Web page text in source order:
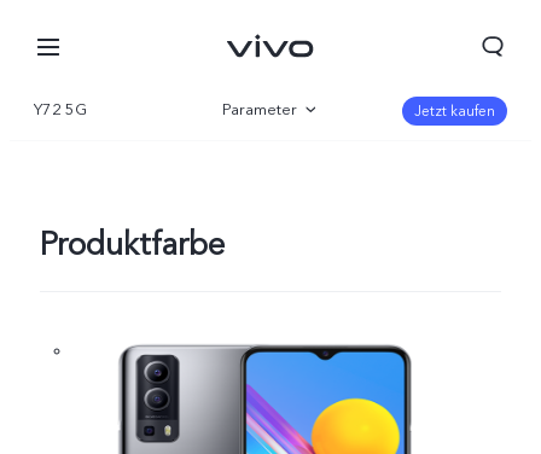
Y72 5G Parameter Jetzt kaufen
Produktfarbe